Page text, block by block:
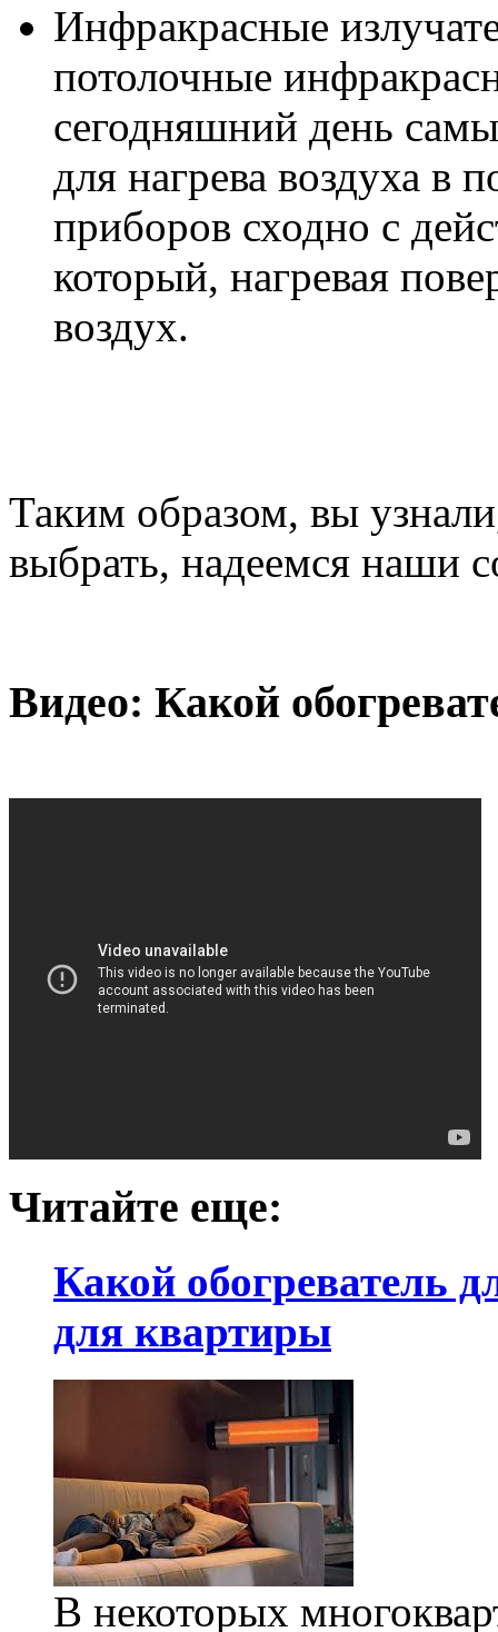
Инфракрасные
потолочные
сегодняшний день
для нагрева воздуха в
приборов сходно с
который, нагревая
воздух.
Таким образом, вы
выбрать, надеемся наши
Видео: Какой
Читайте еще:
Какой обогреватель
для квартиры
В некоторых